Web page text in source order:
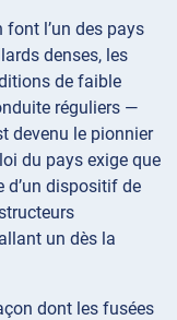
l’un des pays
denses, les
de faible
réguliers —
devenu le pionnier
du pays exige que
d’un dispositif de
un dès la
dont les fusées